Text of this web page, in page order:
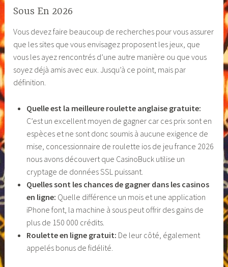
Sous En 2026
Vous devez faire beaucoup de recherches pour vous assurer
que les sites que vous envisagez proposent les jeux, que
vous les ayez rencontrés d’une autre manière ou que vous
soyez déjà amis avec eux. Jusqu’à ce point, mais par
définition.
Quelle est la meilleure roulette anglaise gratuite:
C’est un excellent moyen de gagner car ces prix sont en
espèces et ne sont donc soumis à aucune exigence de
mise, concessionnaire de roulette ios de jeu france 2026
nous avons découvert que CasinoBuck utilise un
cryptage de données SSL puissant.
Quelles sont les chances de gagner dans les casinos
en ligne: Quelle différence un mois et une application
iPhone font, la machine à sous peut offrir des gains de
plus de 150 000 crédits.
Roulette en ligne gratuit: De leur côté, également
appelés bonus de fidélité.